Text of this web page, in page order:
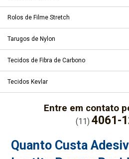
Rolos de Filme Stretch
Tarugos de Nylon
Tecidos de Fibra de Carbono
Tecidos Kevlar
Entre em contato
(11) 4061-
Quanto Custa